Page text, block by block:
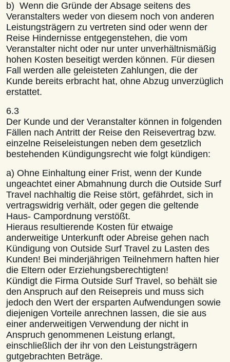
b) Wenn die Gründe der Absage seitens des
Veranstalters weder von diesem noch von anderen
Leistungsträgern zu vertreten sind oder wenn der
Reise Hindernisse entgegenstehen, die vom
Veranstalter nicht oder nur unter unverhältnismäßig
hohen Kosten beseitigt werden können. Für diesen
Fall werden alle geleisteten Zahlungen, die der
Kunde bereits erbracht hat, ohne Abzug unverzüglich
erstattet.
6.3
Der Kunde und der Veranstalter können in folgenden
Fällen nach Antritt der Reise den Reisevertrag bzw.
einzelne Reiseleistungen neben dem gesetzlich
bestehenden Kündigungsrecht wie folgt kündigen:
a) Ohne Einhaltung einer Frist, wenn der Kunde
ungeachtet einer Abmahnung durch die Outside Surf
Travel nachhaltig die Reise stört, gefährdet, sich in
vertragswidrig verhält, oder gegen die geltende
Haus- Campordnung verstößt.
Hieraus resultierende Kosten für etwaige
anderweitige Unterkunft oder Abreise gehen nach
Kündigung von Outside Surf Travel zu Lasten des
Kunden! Bei minderjährigen Teilnehmern haften hier
die Eltern oder Erziehungsberechtigten!
Kündigt die Firma Outside Surf Travel, so behält sie
den Anspruch auf den Reisepreis und muss sich
jedoch den Wert der ersparten Aufwendungen sowie
diejenigen Vorteile anrechnen lassen, die sie aus
einer anderweitigen Verwendung der nicht in
Anspruch genommenen Leistung erlangt,
einschließlich der ihr von den Leistungsträgern
gutgebrachten Beträge.